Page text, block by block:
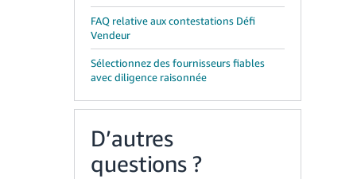
FAQ relative aux contestations Défi
Vendeur
Sélectionnez des fournisseurs fiables
avec diligence raisonnée
D’autres
questions ?